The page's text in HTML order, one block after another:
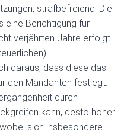
strafbefreiend. Die
eine Berichtigung für
verjährten Jahre erfolgt.
daraus, dass diese das
den Mandanten festlegt.
durch
kann, desto höher
sich insbesondere